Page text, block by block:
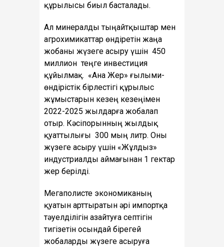
құрылысы биыл басталады.
Ал минералды тыңайтқыштар мен
агрохимикаттар өндіретін жаңа
жобаны жүзеге асыру үшін 450
миллион теңге инвестиция
құйылмақ. «Ана Жер» ғылыми-
өндірістік бірлестігі құрылыс
жұмыстарын кезең кезеңімен
2022-2025 жылдарға жобалап
отыр. Кәсіпорынның жылдық
қуаттылығы 300 мың литр. Оны
жүзеге асыру үшін «Жұлдыз»
индустриалды аймағынан 1 гектар
жер берілді.
Мегаполисте экономиканың
қуатын арттыратын әрі импортқа
тәуелділігін азайтуға септігін
тигізетін осындай бірегей
жобаларды жүзеге асыруға